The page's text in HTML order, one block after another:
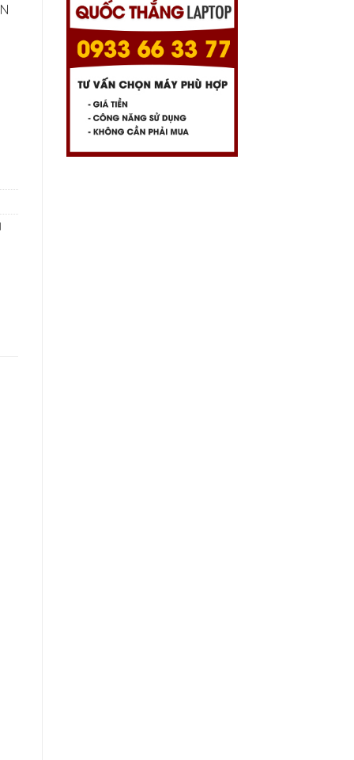
rời 2Gb/14.0in FHD iPS số lượng